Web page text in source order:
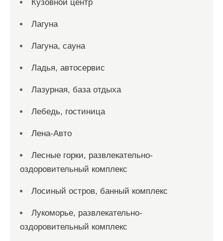
Кузовной центр
Лагуна
Лагуна, сауна
Ладья, автосервис
Лазурная, база отдыха
Лебедь, гостиница
Лена-Авто
Лесные горки, развлекательно-
оздоровительный комплекс
Лосиный остров, банный комплекс
Лукоморье, развлекательно-
оздоровительный комплекс